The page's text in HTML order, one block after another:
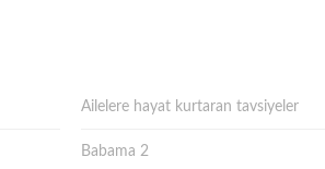
Ailelere hayat kurtaran tavsiyeler
Babama 2